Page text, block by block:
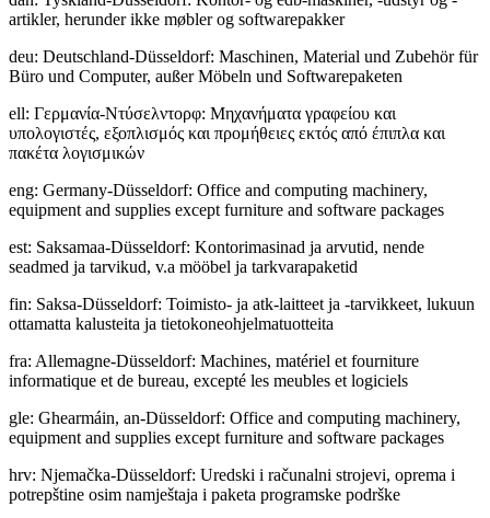
artikler, herunder ikke møbler og softwarepakker
deu: Deutschland-Düsseldorf: Maschinen, Material und Zubehör für
Büro und Computer, außer Möbeln und Softwarepaketen
ell: Γερμανία-Ντύσελντορφ: Μηχανήματα γραφείου και
υπολογιστές, εξοπλισμός και προμήθειες εκτός από έπιπλα και
πακέτα λογισμικών
eng: Germany-Düsseldorf: Office and computing machinery,
equipment and supplies except furniture and software packages
est: Saksamaa-Düsseldorf: Kontorimasinad ja arvutid, nende
seadmed ja tarvikud, v.a mööbel ja tarkvarapaketid
fin: Saksa-Düsseldorf: Toimisto- ja atk-laitteet ja -tarvikkeet, lukuun
ottamatta kalusteita ja tietokoneohjelmatuotteita
fra: Allemagne-Düsseldorf: Machines, matériel et fourniture
informatique et de bureau, excepté les meubles et logiciels
gle: Ghearmáin, an-Düsseldorf: Office and computing machinery,
equipment and supplies except furniture and software packages
hrv: Njemačka-Düsseldorf: Uredski i računalni strojevi, oprema i
potrepštine osim namještaja i paketa programske podrške